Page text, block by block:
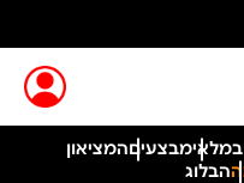
מבצעיםהמציאון
הבלוג